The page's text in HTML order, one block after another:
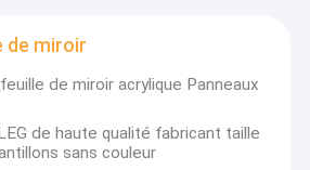
de miroir
de miroir acrylique Panneaux
de haute qualité fabricant taille
sans couleur